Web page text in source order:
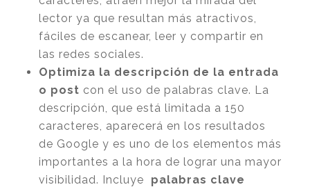
lector ya que resultan más atractivos,
fáciles de escanear, leer y compartir en
las redes sociales.
Optimiza la descripción de la entrada
o post con el uso de palabras clave. La
descripción, que está limitada a 150
caracteres, aparecerá en los resultados
de Google y es uno de los elementos más
importantes a la hora de lograr una mayor
visibilidad. Incluye palabras clave